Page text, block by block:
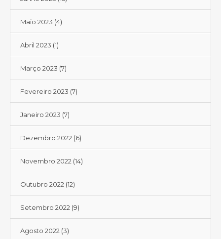
Maio 2023 (4)
Abril 2023 (1)
Março 2023 (7)
Fevereiro 2023 (7)
Janeiro 2023 (7)
Dezembro 2022 (6)
Novembro 2022 (14)
Outubro 2022 (12)
Setembro 2022 (9)
Agosto 2022 (3)